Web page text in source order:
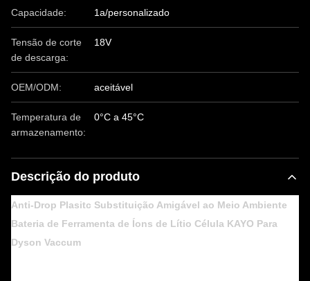
Capacidade: 1a/personalizado
Tensão de corte
de descarga:
18V
OEM/ODM: aceitável
Temperatura de
armazenamento:
0°C a 45°C
Descrição do produto
Anti-Drop Plasitc Substituição Amigável ao Meio Ambiente
Bateria de Ferramenta de Íons de Lítio Célula KAYO Para
Dyson Vaccum